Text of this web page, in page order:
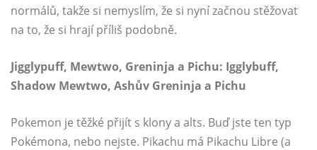
normálů, takže si nemyslím, že si nyní začnou stěžovat
na to, že si hrají příliš podobně.
Jigglypuff, Mewtwo, Greninja a Pichu: Igglybuff,
Shadow Mewtwo, Ashův Greninja a Pichu
Pokemon je těžké přijít s klony a alts. Buď jste ten typ
Pokémona, nebo nejste. Pikachu má Pikachu Libre (a